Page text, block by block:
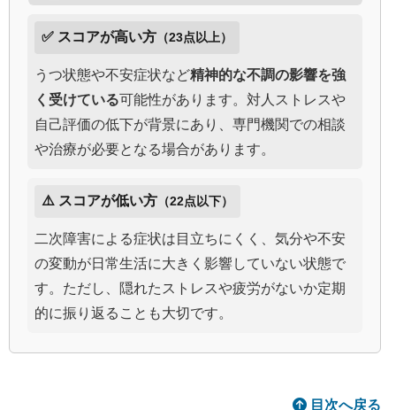
✅ スコアが高い方 （23点以上）
うつ状態や不安症状など精神的な不調の影響を強
く受けている可能性があります。対人ストレスや
自己評価の低下が背景にあり、専門機関での相談
や治療が必要となる場合があります。
⚠️ スコアが低い方 （22点以下）
二次障害による症状は目立ちにくく、気分や不安
の変動が日常生活に大きく影響していない状態で
す。ただし、隠れたストレスや疲労がないか定期
的に振り返ることも大切です。
目次へ戻る